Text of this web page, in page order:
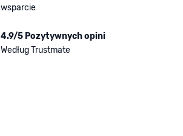
wsparcie
4.9/5 Pozytywnych opini
Według Trustmate